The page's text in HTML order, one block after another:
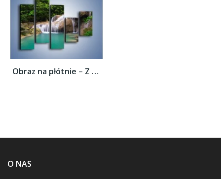
Obraz na płótnie – Z rybą w stronę...
O NAS